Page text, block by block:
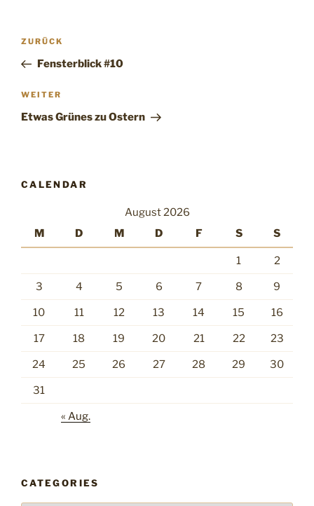
Beitragsnavigation
Vorheriger
Beitrag
ZURÜCK
Fensterblick #10
Nächster
Beitrag
WEITER
Etwas Grünes zu Ostern
CALENDAR
August 2026
M
D M D F S S
1 2
3 4 5 6 7 8 9
10 11 12 13 14 15 16
17 18 19 20 21 22 23
24 25 26 27 28 29 30
31
« Aug.
CATEGORIES